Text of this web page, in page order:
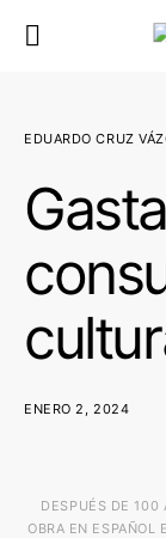
EDUARDO CRUZ
ENERO 2, 2024
DESPUÉS DE 100
OBRA EN ESPAÑOL